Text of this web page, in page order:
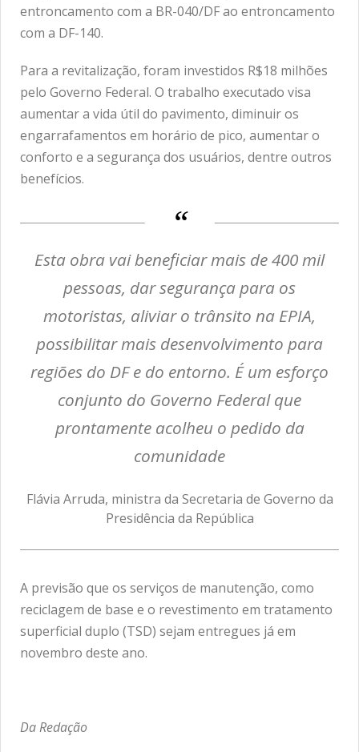
entroncamento com a BR-040/DF ao entroncamento
com a DF-140.
Para a revitalização, foram investidos R$18 milhões
pelo Governo Federal. O trabalho executado visa
aumentar a vida útil do pavimento, diminuir os
engarrafamentos em horário de pico, aumentar o
conforto e a segurança dos usuários, dentre outros
benefícios.
Esta obra vai beneficiar mais de 400 mil
pessoas, dar segurança para os
motoristas, aliviar o trânsito na EPIA,
possibilitar mais desenvolvimento para
regiões do DF e do entorno. É um esforço
conjunto do Governo Federal que
prontamente acolheu o pedido da
comunidade
Flávia Arruda, ministra da Secretaria de Governo da
Presidência da República
A previsão que os serviços de manutenção, como
reciclagem de base e o revestimento em tratamento
superficial duplo (TSD) sejam entregues já em
novembro deste ano.
Da Redação